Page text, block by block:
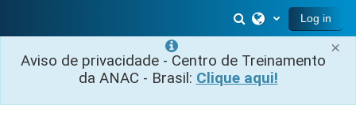
×
Aviso de privacidade - Centro de Treinamento
da ANAC - Brasil: Clique aqui!
Toggle search
Log in